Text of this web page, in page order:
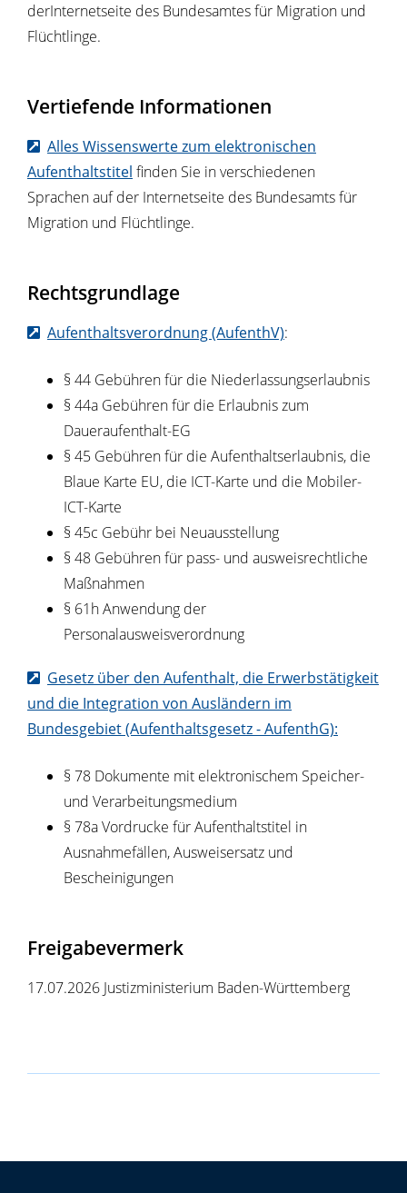
derInternetseite des Bundesamtes für Migration und
Flüchtlinge.
Vertiefende Informationen
Alles Wissenswerte zum elektronischen
Aufenthaltstitel finden Sie in verschiedenen
Sprachen auf der Internetseite des Bundesamts für
Migration und Flüchtlinge.
Rechtsgrundlage
Aufenthaltsverordnung (AufenthV):
§ 44 Gebühren für die Niederlassungserlaubnis
§ 44a Gebühren für die Erlaubnis zum
Daueraufenthalt-EG
§ 45 Gebühren für die Aufenthaltserlaubnis, die
Blaue Karte EU, die ICT-Karte und die Mobiler-
ICT-Karte
§ 45c Gebühr bei Neuausstellung
§ 48 Gebühren für pass- und ausweisrechtliche
Maßnahmen
§ 61h Anwendung der
Personalausweisverordnung
Gesetz über den Aufenthalt, die Erwerbstätigkeit
und die Integration von Ausländern im
Bundesgebiet (Aufenthaltsgesetz - AufenthG):
§ 78 Dokumente mit elektronischem Speicher-
und Verarbeitungsmedium
§ 78a Vordrucke für Aufenthaltstitel in
Ausnahmefällen, Ausweisersatz und
Bescheinigungen
Freigabevermerk
17.07.2026 Justizministerium Baden-Württemberg